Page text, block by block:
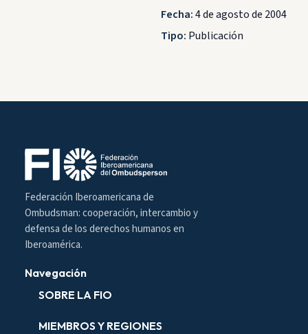
Fecha:4 de agosto de 2004
Tipo: Publicación
Federación Iberoamericana de
Ombudsman: cooperación, intercambio y
defensa de los derechos humanos en
Iberoamérica.
Navegación
SOBRE LA FIO
MIEMBROS Y REGIONES